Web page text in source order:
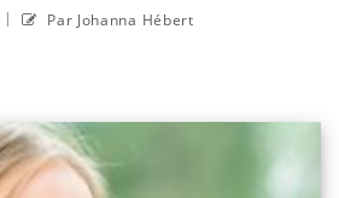
| Par Johanna Hébert